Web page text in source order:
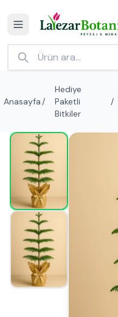
Anasayfa/
Hediye
Paketli
Bitkiler
/